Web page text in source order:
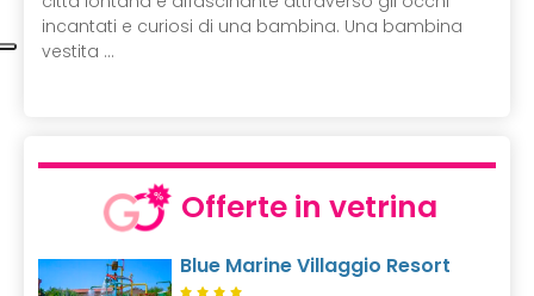
incantati e curiosi di una bambina. Una bambina
vestita ...
Offerte in vetrina
Blue Marine Villaggio Resort